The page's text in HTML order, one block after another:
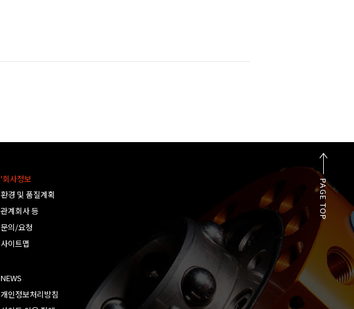
PAGE TOP
'회사정보
환경 및 품질계획
관계회사 등
문의/요청
사이트맵
NEWS
개인정보처리방침